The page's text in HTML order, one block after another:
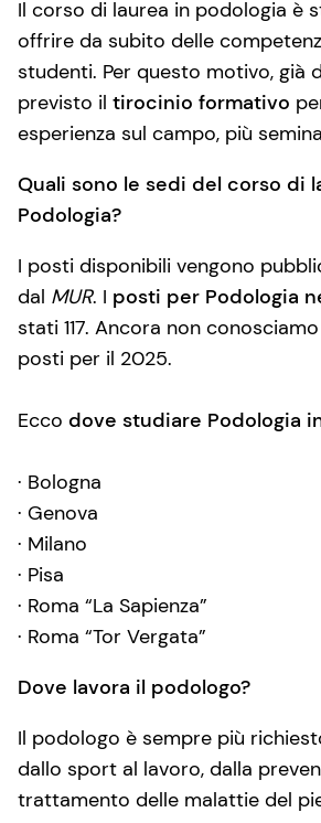
Il corso di laurea in podologia è
offrire da subito delle
studenti. Per questo motivo, già
previsto il tirocinio formativo
esperienza sul campo, più
Quali sono le sedi del corso di
Podologia?
I posti disponibili vengono
dal MUR. I posti per Podologia
stati 117. Ancora non
posti per il 2025.
Ecco dove studiare Podologia
· Bologna
· Genova
· Milano
· Pisa
· Roma “La Sapienza”
· Roma “Tor Vergata”
Dove lavora il podologo?
Il podologo è sempre più
dallo sport al lavoro, dalla
trattamento delle malattie del